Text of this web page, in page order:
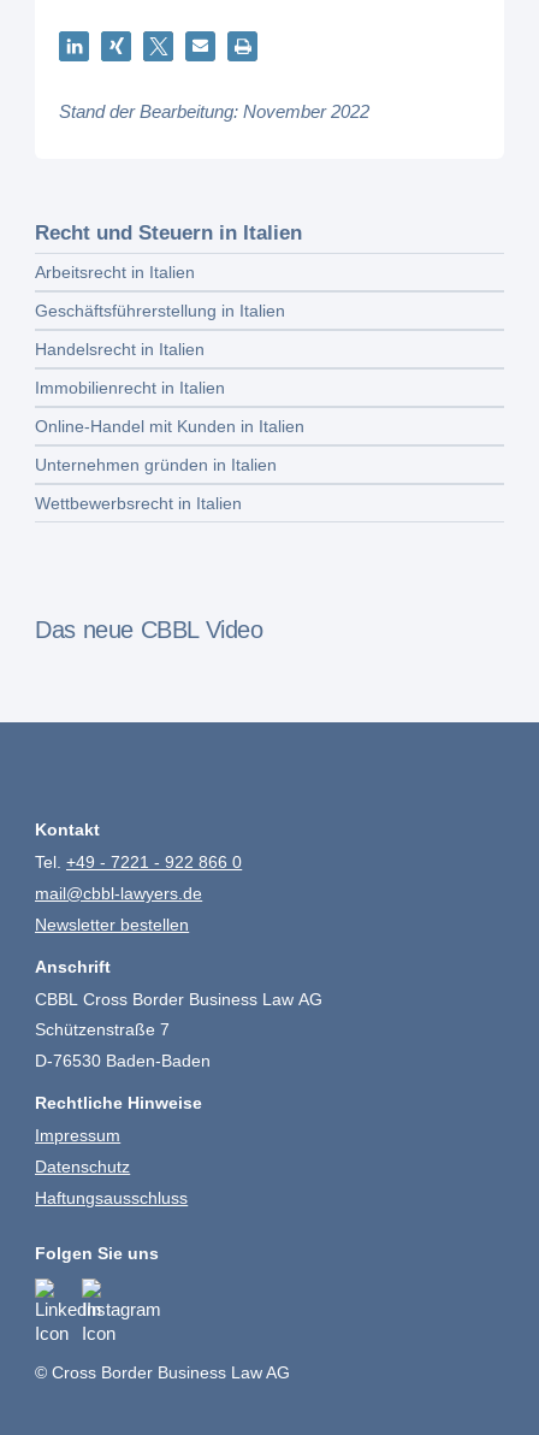
Stand der Bearbeitung: November 2022
Recht und Steuern in Italien
Arbeitsrecht in Italien
Geschäftsführerstellung in Italien
Handelsrecht in Italien
Immobilienrecht in Italien
Online-Handel mit Kunden in Italien
Unternehmen gründen in Italien
Wettbewerbsrecht in Italien
Das neue CBBL Video
Kontakt
Tel.+49 - 7221 - 922 866 0
mail@cbbl-lawyers.de
Newsletter bestellen
Anschrift
CBBL Cross Border Business Law AG
Schützenstraße 7
D-76530 Baden-Baden
Rechtliche Hinweise
Impressum
Datenschutz
Haftungsausschluss
Folgen Sie uns
© Cross Border Business Law AG